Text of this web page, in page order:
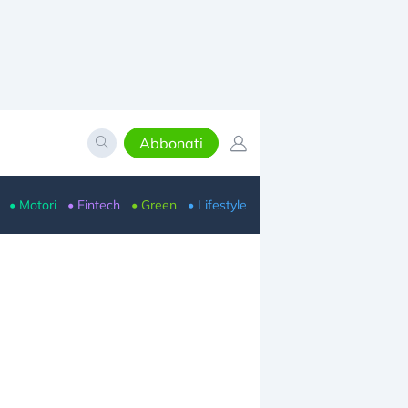
Abbonati
• Motori • Fintech • Green • Lifestyle